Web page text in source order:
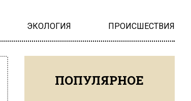
ЭКОЛОГИЯ ПРОИСШЕСТВИЯ
ПОПУЛЯРНОЕ